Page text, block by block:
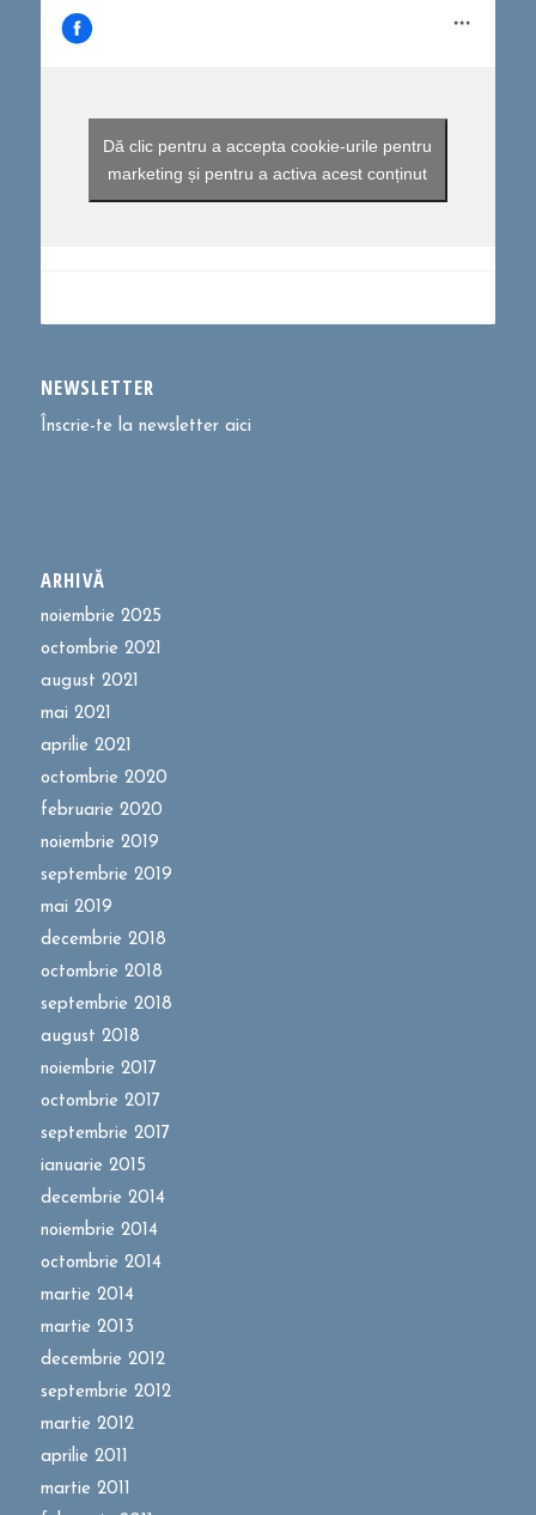
Dă clic pentru a accepta cookie-urile pentru
marketing și pentru a activa acest conținut
NEWSLETTER
Înscrie-te la newsletter aici
ARHIVĂ
noiembrie 2025
octombrie 2021
august 2021
mai 2021
aprilie 2021
octombrie 2020
februarie 2020
noiembrie 2019
septembrie 2019
mai 2019
decembrie 2018
octombrie 2018
septembrie 2018
august 2018
noiembrie 2017
octombrie 2017
septembrie 2017
ianuarie 2015
decembrie 2014
noiembrie 2014
octombrie 2014
martie 2014
martie 2013
decembrie 2012
septembrie 2012
martie 2012
aprilie 2011
martie 2011